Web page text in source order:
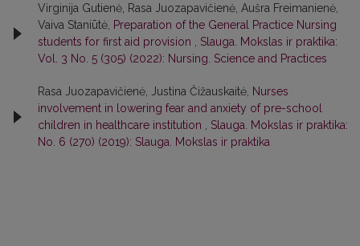
Virginija Gutienė, Rasa Juozapavičienė, Aušra Freimanienė,
Vaiva Staniūtė, Preparation of the General Practice Nursing
students for first aid provision
Slauga. Mokslas ir praktika:
Vol. 3 No. 5 (305) (2022): Nursing. Science and Practices
Rasa Juozapavičienė, Justina Čižauskaitė, Nurses
involvement in lowering fear and anxiety of pre-school
children in healthcare institution
Slauga. Mokslas ir praktika:
No. 6 (270) (2019): Slauga. Mokslas ir praktika